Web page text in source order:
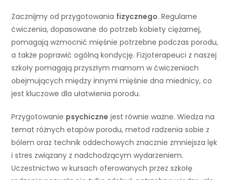
Zacznijmy od przygotowania fizycznego. Regularne
ćwiczenia, dopasowane do potrzeb kobiety ciężarnej,
pomagają wzmocnić mięśnie potrzebne podczas porodu,
a także poprawić ogólną kondycję. Fizjoterapeuci z naszej
szkoły pomagają przyszłym mamom w ćwiczeniach
obejmujących między innymi mięśnie dna miednicy, co
jest kluczowe dla ułatwienia porodu.
Przygotowanie psychiczne jest równie ważne. Wiedza na
temat różnych etapów porodu, metod radzenia sobie z
bólem oraz technik oddechowych znacznie zmniejsza lęk
i stres związany z nadchodzącym wydarzeniem.
Uczestnictwo w kursach oferowanych przez szkołę